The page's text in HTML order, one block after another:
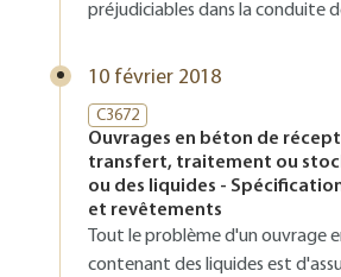
préjudiciables dans la conduite
10 février 2018
C3672
Ouvrages en béton de
transfert, traitement ou
ou des liquides -
et revêtements
Tout le problème d'un ouvrage
contenant des liquides est